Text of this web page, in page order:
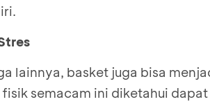
lainnya, basket juga bisa
semacam ini diketahui